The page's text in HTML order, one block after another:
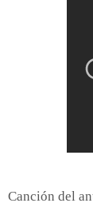
Canción del